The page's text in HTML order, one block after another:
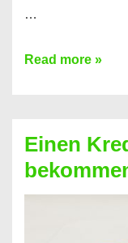
…
Ist
Festvertrag
für
jeden
Read more »
Einen